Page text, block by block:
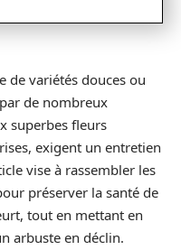
de variétés douces ou
de nombreux
superbes fleurs
exigent un entretien
vise à rassembler les
préserver la santé de
tout en mettant en
arbuste en déclin.